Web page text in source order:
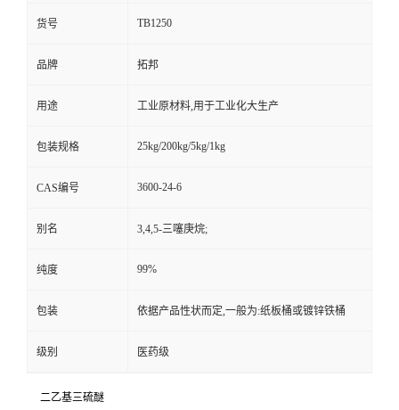
货号 TB1250
品牌 拓邦
用途 工业原材料,用于工业化大生产
包装规格 25kg/200kg/5kg/1kg
CAS编号 3600-24-6
别名 3,4,5-三噻庚烷;
纯度 99%
包装 依据产品性状而定,一般为:纸板桶或镀锌铁桶
级别 医药级
二乙基三硫醚